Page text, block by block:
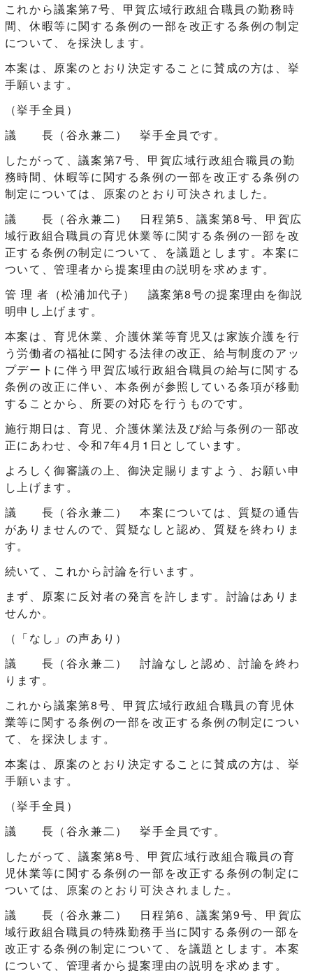
これから議案第7号、甲賀広域行政組合職員の勤務時
間、休暇等に関する条例の一部を改正する条例の制定
について、を採決します。
本案は、原案のとおり決定することに賛成の方は、挙
手願います。
（挙手全員）
議 長（谷永兼二） 挙手全員です。
したがって、議案第7号、甲賀広域行政組合職員の勤
務時間、休暇等に関する条例の一部を改正する条例の
制定については、原案のとおり可決されました。
議 長（谷永兼二） 日程第5、議案第8号、甲賀広
域行政組合職員の育児休業等に関する条例の一部を改
正する条例の制定について、を議題とします。本案に
ついて、管理者から提案理由の説明を求めます。
管 理 者（松浦加代子） 議案第8号の提案理由を御説
明申し上げます。
本案は、育児休業、介護休業等育児又は家族介護を行
う労働者の福祉に関する法律の改正、給与制度のアッ
プデートに伴う甲賀広域行政組合職員の給与に関する
条例の改正に伴い、本条例が参照している条項が移動
することから、所要の対応を行うものです。
施行期日は、育児、介護休業法及び給与条例の一部改
正にあわせ、令和7年4月1日としています。
よろしく御審議の上、御決定賜りますよう、お願い申
し上げます。
議 長（谷永兼二） 本案については、質疑の通告
がありませんので、質疑なしと認め、質疑を終わりま
す。
続いて、これから討論を行います。
まず、原案に反対者の発言を許します。討論はありま
せんか。
（「なし」の声あり）
議 長（谷永兼二） 討論なしと認め、討論を終わ
ります。
これから議案第8号、甲賀広域行政組合職員の育児休
業等に関する条例の一部を改正する条例の制定につい
て、を採決します。
本案は、原案のとおり決定することに賛成の方は、挙
手願います。
（挙手全員）
議 長（谷永兼二） 挙手全員です。
したがって、議案第8号、甲賀広域行政組合職員の育
児休業等に関する条例の一部を改正する条例の制定に
ついては、原案のとおり可決されました。
議 長（谷永兼二） 日程第6、議案第9号、甲賀広
域行政組合職員の特殊勤務手当に関する条例の一部を
改正する条例の制定について、を議題とします。本案
について、管理者から提案理由の説明を求めます。